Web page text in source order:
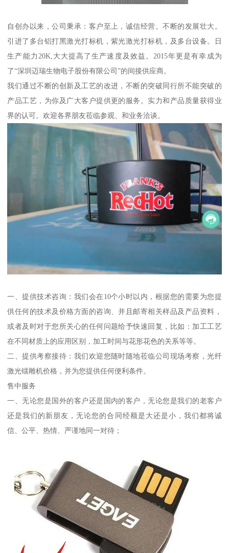
自创办以来，公司秉承：客户至上，诚信经营。不断的发展壮大。
引进了多台铝打黑激光打标机，紫光激光打标机，及多台设备。日
生产能力20K,大大提高了生产速度及效益。2015年更是有幸成为
了“深圳迈瑞生物电子股份有限公司”的间接供应商。
我们通过不断的创新及工艺的改进，不断的突破同行所不能突破的
产品工艺，为你及广大客户提供更的服务。实力和产品质量获得业
界的认可。欢迎各界朋友莅临参观、和业务洽谈。
一、提供技术咨询：我们会在10个小时以内，根据您的需要为您提
供任何的技术及价格方面的咨询、并且邮寄相关样品及产品资料，
或者及时对于您所关心的任何问题给予快速回复，比如：加工工艺
在不同材质上的应用区别，加工时间与花形花色的关系等等。
二、提供考察接待：我们欢迎您随时随地莅临公司现场考察，光纤
激光镭雕机价格，并为您提供任何便利条件。
售中服务
一、无论您是国外的客户还是国内的客户，无论您是我们的老客户
还是我们的新朋友，无论您的合同经额是大还是小，我们都将诚
信、公平、热情、严谨地同一对待；